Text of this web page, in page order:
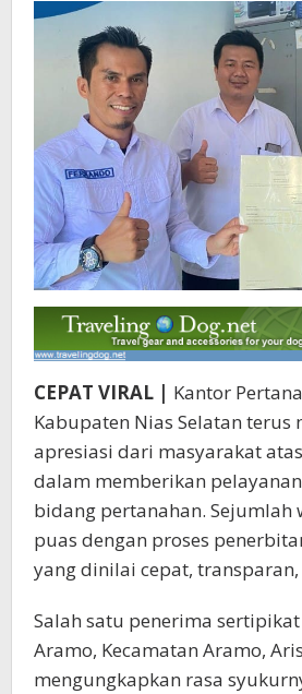
CEPAT VIRAL | Kantor
Kabupaten Nias Selatan terus
apresiasi dari masyarakat
dalam memberikan
bidang pertanahan. Sejumlah
puas dengan proses
yang dinilai cepat,
Salah satu penerima
Aramo, Kecamatan Aramo,
mengungkapkan rasa